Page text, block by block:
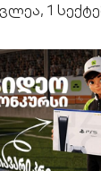
1
საუკეთესო